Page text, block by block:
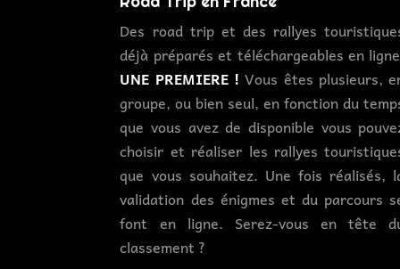
Des road trip et des rallyes
déjà préparés et téléchargeables en
UNE PREMIERE ! Vous êtes plusieurs,
groupe, ou bien seul, en fonction du
que vous avez de disponible vous
choisir et réaliser les rallyes
que vous souhaitez. Une fois réalisés,
validation des énigmes et du parcours
font en ligne. Serez-vous en tête
classement ?